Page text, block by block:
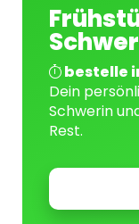
bestelle
Dein
Schwerin
Rest.